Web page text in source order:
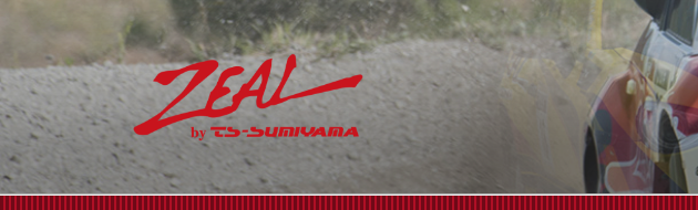
テ
ン
ツ
へ
ス
ZEAL BY TS-SUMIYAMA
オイル交換や車検といった日常メンテから各種チューニングまで、車